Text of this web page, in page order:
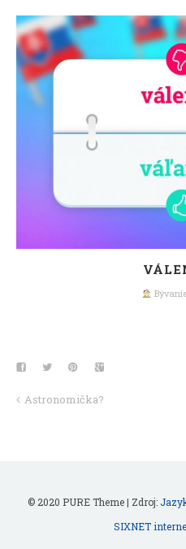
Astronomička?
© 2020 PURE Theme | Zdroj:
SIXNET